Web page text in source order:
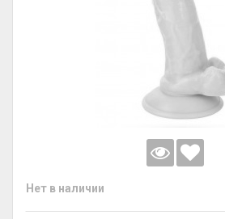
Нет в наличии